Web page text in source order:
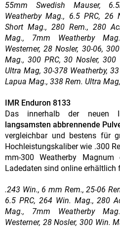
55mm Swedish Mauser,
Weatherby Mag., 6.5 PRC, 26
Short Mag., 280 Rem., 280
Mag., 7mm Weatherby
Westerner, 28 Nosler, 30-06,
Mag., 300 PRC, 30 Nosler, 300
Ultra Mag, 30-378 Weatherby,
Lapua Mag., 338 Rem. Ultra
IMR Enduron 8133
Das innerhalb der neuen
langsamsten abbrennende
vergleichbar und bestens für
Hochleistungskaliber wie .300
mm-300 Weatherby
Ladedaten sind online erhältlich
.243 Win., 6 mm Rem., 25-06
6.5 PRC, 264 Win. Mag., 280
Mag., 7mm Weatherby
Westerner, 28 Nosler, 300 Win.